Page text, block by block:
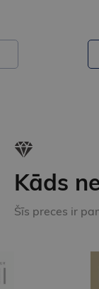
Kāds
Šīs preces ir